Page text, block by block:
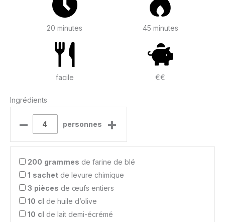
20 minutes 45 minutes
facile €€
Ingrédients
– personnes +
200 grammes de farine de blé
1 sachet de levure chimique
3 pièces de œufs entiers
10 cl de huile d’olive
10 cl de lait demi-écrémé